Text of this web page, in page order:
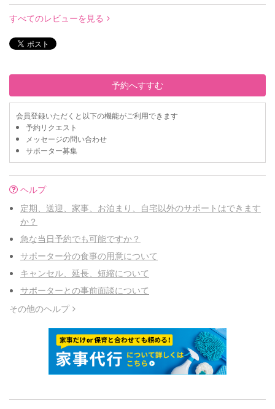
すべてのレビューを見る
予約へすすむ
会員登録いただくと以下の機能がご利用できます
予約リクエスト
メッセージの問い合わせ
サポーター募集
ヘルプ
定期、送迎、家事、お泊まり、自宅以外のサポートはできます
か？
急な当日予約でも可能ですか？
サポーター分の食事の用意について
キャンセル、延長、短縮について
サポーターとの事前面談について
その他のヘルプ